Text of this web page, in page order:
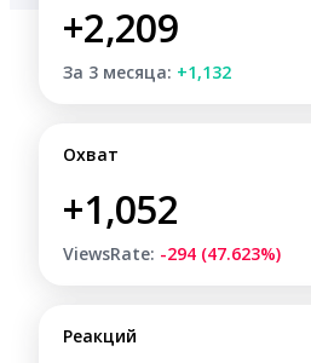
+2,209
За 3 месяца: +1,132
Охват
+1,052
ViewsRate: -294 (47.623%)
Реакций